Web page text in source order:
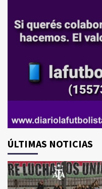
ÚLTIMAS NOTICIAS